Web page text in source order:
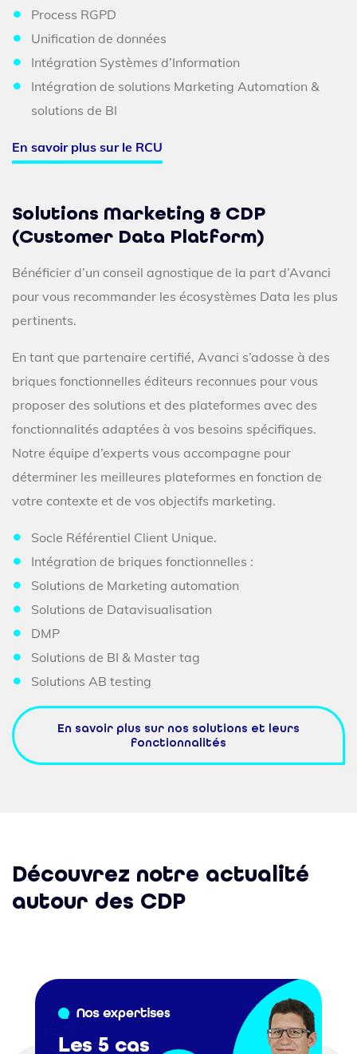
Process RGPD
Unification de données
Intégration Systèmes d’Information
Intégration de solutions Marketing Automation &
solutions de BI
En savoir plus sur le RCU
Solutions Marketing & CDP
(Customer Data Platform)
Bénéficier d’un conseil agnostique de la part d’Avanci
pour vous recommander les écosystèmes Data les plus
pertinents.
En tant que partenaire certifié, Avanci s’adosse à des
briques fonctionnelles éditeurs reconnues pour vous
proposer des solutions et des plateformes avec des
fonctionnalités adaptées à vos besoins spécifiques.
Notre équipe d’experts vous accompagne pour
déterminer les meilleures plateformes en fonction de
votre contexte et de vos objectifs marketing.
Socle Référentiel Client Unique.
Intégration de briques fonctionnelles :
Solutions de Marketing automation
Solutions de Datavisualisation
DMP
Solutions de BI & Master tag
Solutions AB testing
En savoir plus sur nos solutions et leurs
fonctionnalités
Découvrez notre actualité
autour des CDP